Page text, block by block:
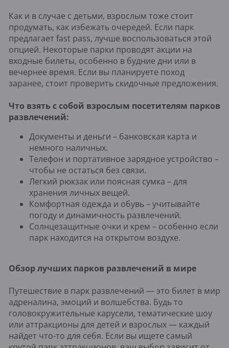
Как и в случае с детьми, взрослым тоже стоит
продумать, как избежать очередей. Если парк
предлагает fast pass, лучше воспользоваться этой
опцией. Некоторые парки проводят акции на
входные билеты, особенно в будние дни или в
вечернее время. Если вы планируете поход
заранее, стоит проверить скидочные предложения.
Что взять с собой взрослым посетителям парков
развлечений:
Документы и деньги – банковская карта и
немного наличных.
Телефон и портативное зарядное устройство –
чтобы не остаться без связи.
Легкий рюкзак или поясная сумка – для
хранения личных вещей.
Комфортная одежда и обувь – учитывайте
погоду и динамичность развлечений.
Солнцезащитные очки и крем – особенно если
парк находится на открытом воздухе.
Обзор лучших парков развлечений в мире
Путешествие в парк развлечений — это билет в мир
адреналина, эмоций и волшебства. Будь то
головокружительные карусели, тематические шоу
или аттракционы для детей и взрослых — каждый
найдет что-то для себя. Если вы ищете самый